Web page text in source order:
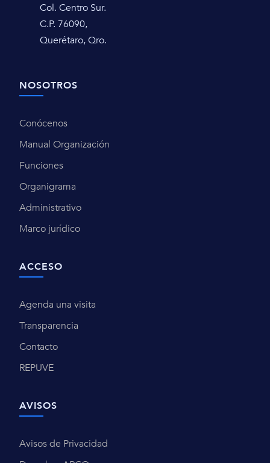
Col. Centro Sur.
C.P. 76090,
Querétaro, Qro.
NOSOTROS
Conócenos
Manual Organización
Funciones
Organigrama
Administrativo
Marco jurídico
ACCESO
Agenda una visita
Transparencia
Contacto
REPUVE
AVISOS
Avisos de Privacidad